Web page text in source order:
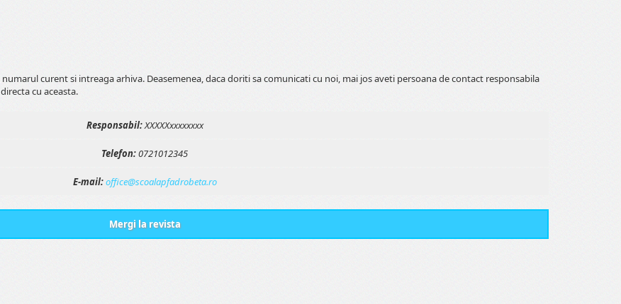
curent si intreaga arhiva. Deasemenea, daca doriti sa comunicati cu noi, mai jos aveti persoana de contact responsabila
cu aceasta.
Responsabil:XXXXXxxxxxxxx
Telefon:0721012345
E-mail:office@scoalapfadrobeta.ro
Mergi la revista